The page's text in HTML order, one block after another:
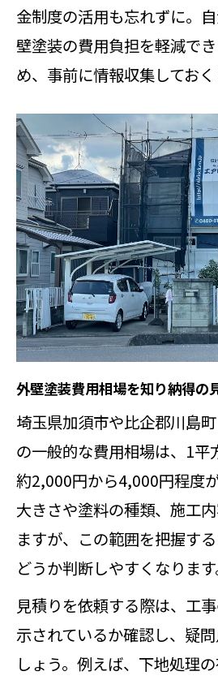
外壁塗装で失敗を
事項
討の方法
業者選びから見積りの
解説
外壁塗装業者選び
項目とは
外壁塗装見積りの
たい点
外壁塗装業者比較
め方
外壁塗装見積書の注
極め方
金制度の活用も忘れずに。
壁塗装の費用負担を軽減で
め、事前に情報収集しておく
外壁塗装費用相場を知り納得の
埼玉県加須市や比企郡川島
の一般的な費用相場は、1平
約2,000円から4,000円程度
大きさや塗料の種類、施工
ますが、この範囲を把握す
どうか判断しやすくなります
見積りを依頼する際は、工
示されているか確認し、疑
しょう。例えば、下地処理